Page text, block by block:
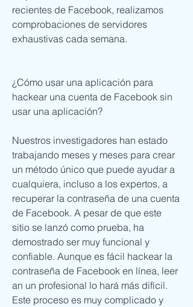
recientes de Facebook, realizamos
comprobaciones de servidores
exhaustivas cada semana.
¿Cómo usar una aplicación para
hackear una cuenta de Facebook sin
usar una aplicación?
Nuestros investigadores han estado
trabajando meses y meses para crear
un método único que puede ayudar a
cualquiera, incluso a los expertos, a
recuperar la contraseña de una cuenta
de Facebook. A pesar de que este
sitio se lanzó como prueba, ha
demostrado ser muy funcional y
confiable. Aunque es fácil hackear la
contraseña de Facebook en línea, leer
an un profesional lo hará más difícil.
Este proceso es muy complicado y